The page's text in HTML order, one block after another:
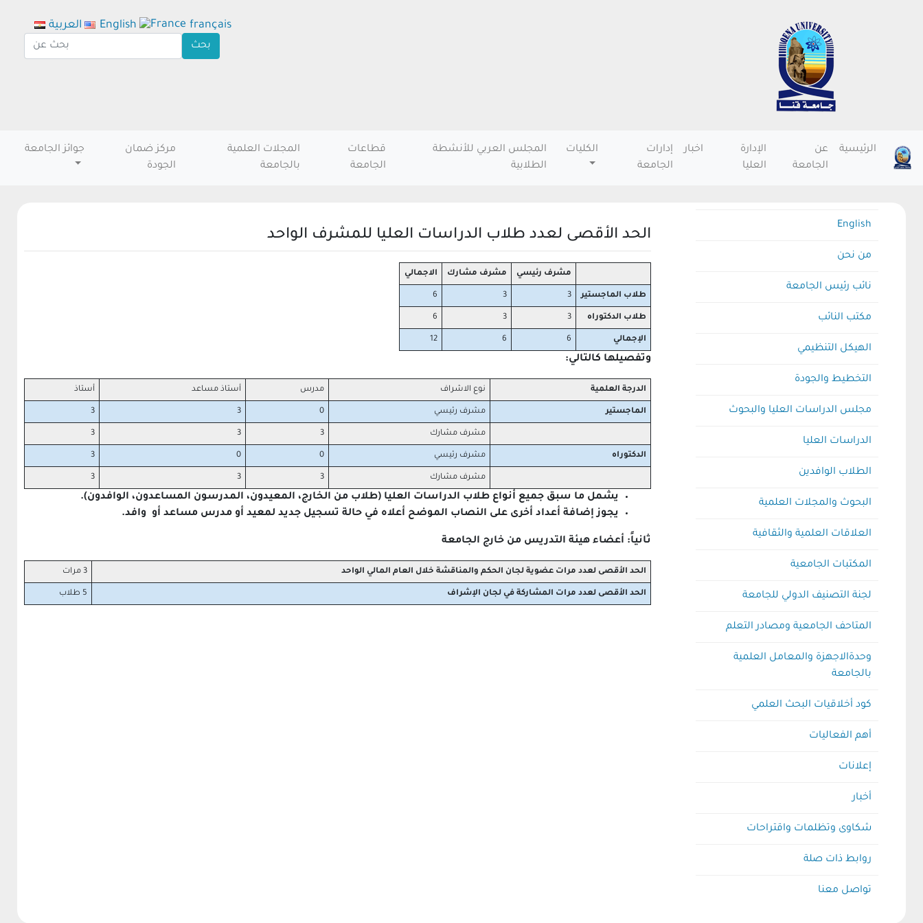
الرئيسية
عن
الجامعة
الإدارة
العليا
اخبار
إدارات
الجامعة
الكليات
المجلس العربي للأنشطة
الطلابية
قطاعات
الجامعة
المجلات العلمية
بالجامعة
مركز ضمان
الجودة
جوائز الجامعة
English
من نحن
نائب رئيس الجامعة
مكتب النائب
الهيكل التنظيمي
التخطيط والجودة
مجلس الدراسات العليا والبحوث
الدراسات العليا
الطلاب الوافدين
البحوث والمجلات العلمية
العلاقات العلمية والثقافية
المكتبات الجامعية
لجنة التصنيف الدولي للجامعة
المتاحف الجامعية ومصادر التعلم
وحدةالاجهزة والمعامل العلمية
بالجامعة
كود أخلاقيات البحث العلمي
أهم الفعاليات
إعلانات
أخبار
شكاوى وتظلمات واقتراحات
روابط ذات صلة
تواصل معنا
الحد الأقصى لعدد طلاب الدراسات العليا للمشرف الواحد
مشرف رئيسي مشرف مشارك الاجمالي
طلاب الماجستير 3
3
6
طلاب الدكتوراه 3
3
6
الإجمالي 6
6
12
وتفصيلها كالتالي:
الدرجة العلمية نوع الاشراف مدرس أستاذ مساعد أستاذ
الماجستير مشرف رئيسي 0
3
3
مشرف مشارك 3
3
3
الدكتوراه مشرف رئيسي 0
0
3
مشرف مشارك 3
3
3
يشمل ما سبق جميع أنواع طلاب الدراسات العليا (طلاب من الخارج، المعيدون، المدرسون المساعدون، الوافدون).
يجوز إضافة أعداد أخرى على النصاب الموضح أعلاه في حالة تسجيل جديد لمعيد أو مدرس مساعد أو وافد.
ثانياً: أعضاء هيئة التدريس من خارج الجامعة
الحد الأقصى لعدد مرات عضوية لجان الحكم والمناقشة خلال العام المالي الواحد 3 مرات
الحد الأقصى لعدد مرات المشاركة في لجان الإشراف 5 طلاب
العربية English français